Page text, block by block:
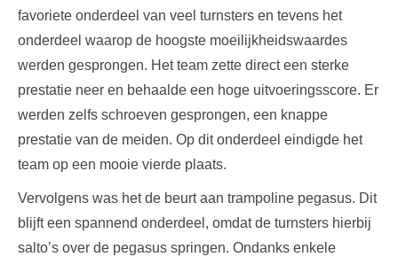
favoriete onderdeel van veel turnsters en tevens het
onderdeel waarop de hoogste moeilijkheidswaardes
werden gesprongen. Het team zette direct een sterke
prestatie neer en behaalde een hoge uitvoeringsscore. Er
werden zelfs schroeven gesprongen, een knappe
prestatie van de meiden. Op dit onderdeel eindigde het
team op een mooie vierde plaats.
Vervolgens was het de beurt aan trampoline pegasus. Dit
blijft een spannend onderdeel, omdat de turnsters hierbij
salto’s over de pegasus springen. Ondanks enkele